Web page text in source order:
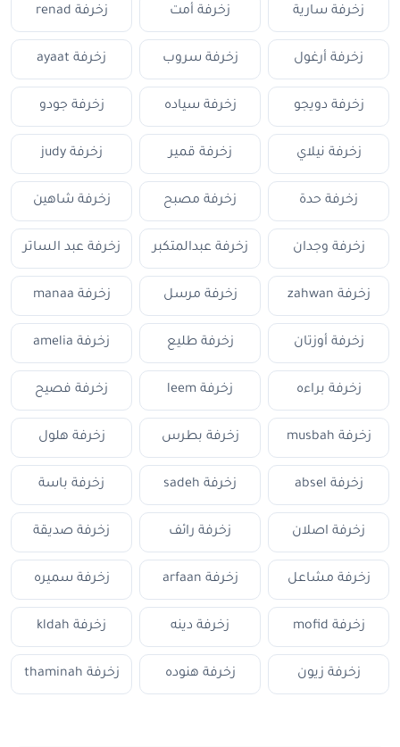
زخرفة سارية زخرفة أمت زخرفة renad
زخرفة أرغول زخرفة سروب زخرفة ayaat
زخرفة دويجو زخرفة سياده زخرفة جودو
زخرفة نيلاي زخرفة قمير زخرفة judy
زخرفة حدة زخرفة مصبح زخرفة شاهين
زخرفة وجدان زخرفة عبدالمتكبر زخرفة عبد الساتر
زخرفة zahwan زخرفة مرسل زخرفة manaa
زخرفة أوزتان زخرفة طليع زخرفة amelia
زخرفة براءه زخرفة leem زخرفة فصيح
زخرفة musbah زخرفة بطرس زخرفة هلول
زخرفة absel زخرفة sadeh زخرفة باسة
زخرفة اصلان زخرفة رائف زخرفة صديقة
زخرفة مشاعل زخرفة arfaan زخرفة سميره
زخرفة mofid زخرفة دينه زخرفة kldah
زخرفة زيون زخرفة هنوده زخرفة thaminah